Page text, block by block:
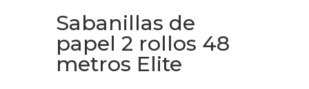
Sabanillas de
papel 2 rollos 48
metros Elite